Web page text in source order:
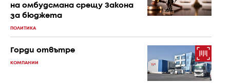
на омбудсмана срещу Закона
за бюджета
ПОЛИТИКА
Горди отвътре
КОМПАНИИ